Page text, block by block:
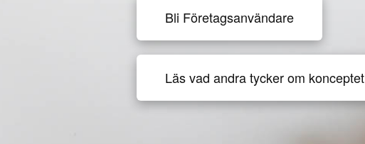
Bli Företagsanvändare
Läs vad andra tycker om konceptet